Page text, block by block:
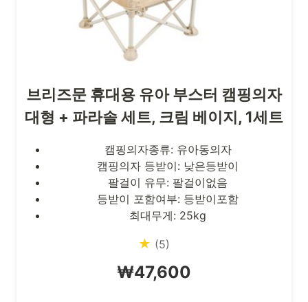
브리즈문 휴대용 유아 부스터 캠핑의자
대형 + 파라솔 세트, 크림 베이지, 1세트
캠핑의자종류: 유아동의자
캠핑의자 등받이: 낮은등받이
팔걸이 유무: 팔걸이없음
등받이 포함여부: 등받이포함
최대무게: 25kg
★ (5)
₩47,600